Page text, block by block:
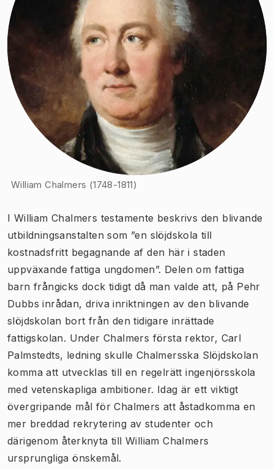
William Chalmers (1748-1811)
I William Chalmers testamente beskrivs den blivande
utbildningsanstalten som ”en slöjdskola till
kostnadsfritt begagnande af den här i staden
uppväxande fattiga ungdomen”. Delen om fattiga
barn frångicks dock tidigt då man valde att, på Pehr
Dubbs inrådan, driva inriktningen av den blivande
slöjdskolan bort från den tidigare inrättade
fattigskolan. Under Chalmers första rektor, Carl
Palmstedts, ledning skulle Chalmersska Slöjdskolan
komma att utvecklas till en regelrätt ingenjörsskola
med vetenskapliga ambitioner. Idag är ett viktigt
övergripande mål för Chalmers att åstadkomma en
mer breddad rekrytering av studenter och
därigenom återknyta till William Chalmers
ursprungliga önskemål.